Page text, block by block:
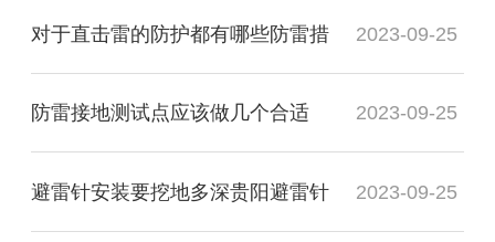
对于直击雷的防护都有哪些防雷措 2023-09-25
防雷接地测试点应该做几个合适 2023-09-25
避雷针安装要挖地多深贵阳避雷针 2023-09-25